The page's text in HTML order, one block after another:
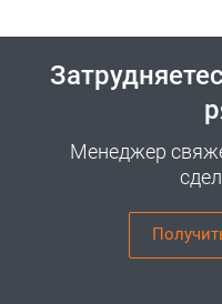
Менеджер